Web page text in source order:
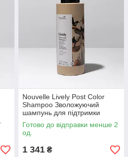
Nouvelle Lively Post Color
Shampoo Зволожуючий
шампунь для підтримки
кольору 1000 мл.
Готово до відправки менше 2
од.
1 341 ₴